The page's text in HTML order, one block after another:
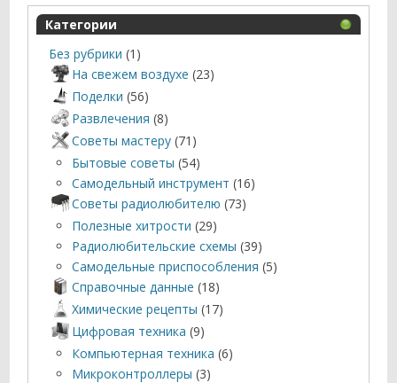
Категории
Без рубрики (1)
На свежем воздухе (23)
Поделки (56)
Развлечения (8)
Советы мастеру (71)
Бытовые советы (54)
Самодельный инструмент (16)
Советы радиолюбителю (73)
Полезные хитрости (29)
Радиолюбительские схемы (39)
Самодельные приспособления (5)
Справочные данные (18)
Химические рецепты (17)
Цифровая техника (9)
Компьютерная техника (6)
Микроконтроллеры (3)